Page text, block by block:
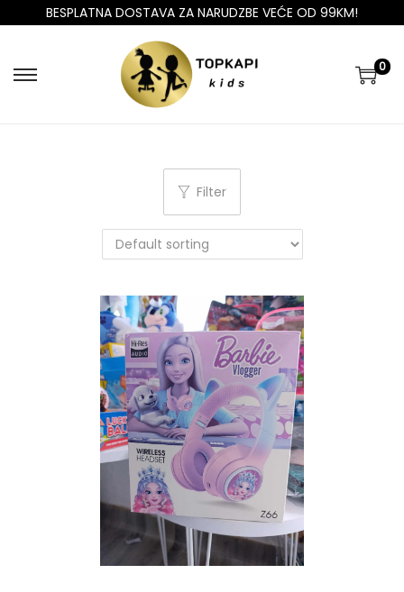
BESPLATNA DOSTAVA ZA NARUDZBE VEĆE OD 99KM!
0
Filter